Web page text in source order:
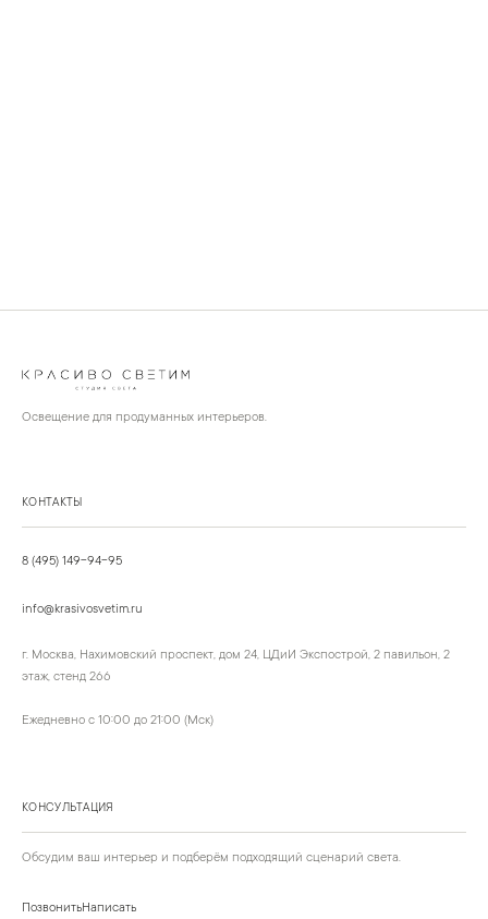
Освещение для продуманных интерьеров.
КОНТАКТЫ
8 (495) 149-94-95
info@krasivosvetim.ru
г. Москва, Нахимовский проспект, дом 24, ЦДиИ Экспострой, 2 павильон, 2
этаж, стенд 266
Ежедневно с 10:00 до 21:00 (Мск)
КОНСУЛЬТАЦИЯ
Обсудим ваш интерьер и подберём подходящий сценарий света.
ПозвонитьНаписать